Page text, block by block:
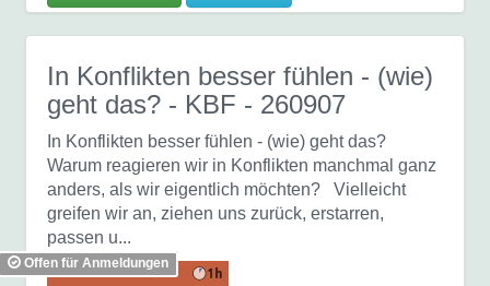
In Konflikten besser fühlen - (wie)
geht das? - KBF - 260907
In Konflikten besser fühlen - (wie) geht das?
Warum reagieren wir in Konflikten manchmal ganz
anders, als wir eigentlich möchten? Vielleicht
greifen wir an, ziehen uns zurück, erstarren,
passen u...
Offen für Anmeldungen